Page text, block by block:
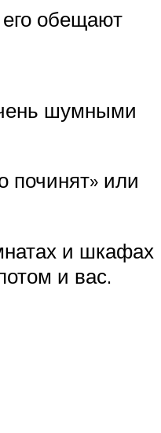
обещают
шумными
починят» или
и шкафах
и вас.